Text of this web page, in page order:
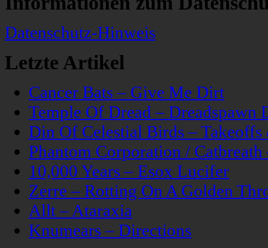
Datenschutz-Hinweis
Letzte Artikel
Cancer Bats – Give Me Dirt
Temple Of Dread – Dreadspawn
Din Of Celestial Birds –
Phantom Corporation /
10,000 Years – Esox Lucifer
Zerre – Rotting On A Golden
Allt – Ataraxia
Knumears – Directions